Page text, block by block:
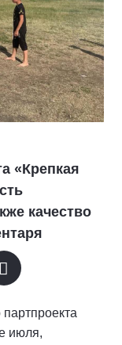
«Крепкая
качество
июля,